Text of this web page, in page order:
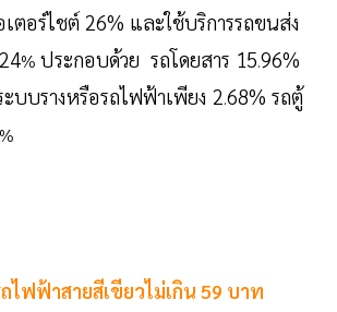
ตอร์ไชต์ 26% และใช้บริการรถขนส่ง
% ประกอบด้วย รถโดยสาร 15.96%
ะบบรางหรือรถไฟฟ้าเพียง 2.68% รถตู้
ไฟฟ้าสายสีเขียวไม่เกิน 59 บาท